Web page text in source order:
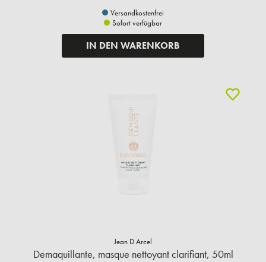
Versandkostenfrei
Sofort verfügbar
IN DEN WARENKORB
Jean D Arcel
Demaquillante, masque nettoyant clarifiant, 50ml